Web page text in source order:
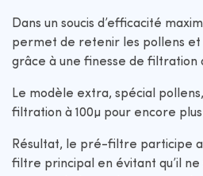
Dans un soucis d’efficacité
permet de retenir les pollens et
grâce à une finesse de filtration
Le modèle extra, spécial
filtration à 100µ pour encore
Résultat, le pré-filtre participe
filtre principal en évitant qu’il ne